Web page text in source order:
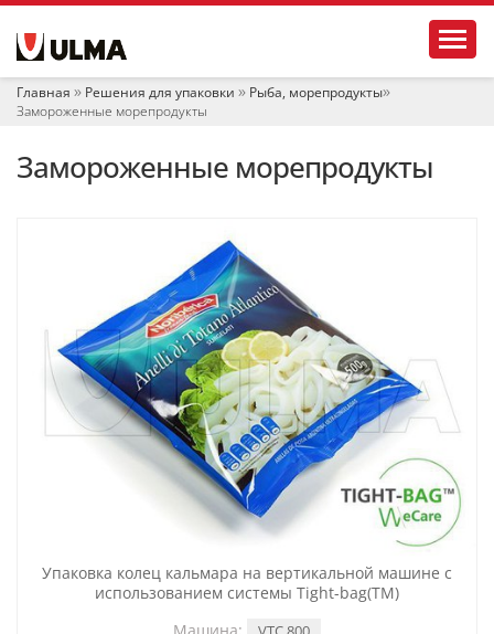
и Главная Решения для упаковки
Рыба, морепродукты
Замороженные морепродукты
Замороженные морепродукты
Упаковка колец кальмара на вертикальной машине с
использованием системы Tight-bag(TM)